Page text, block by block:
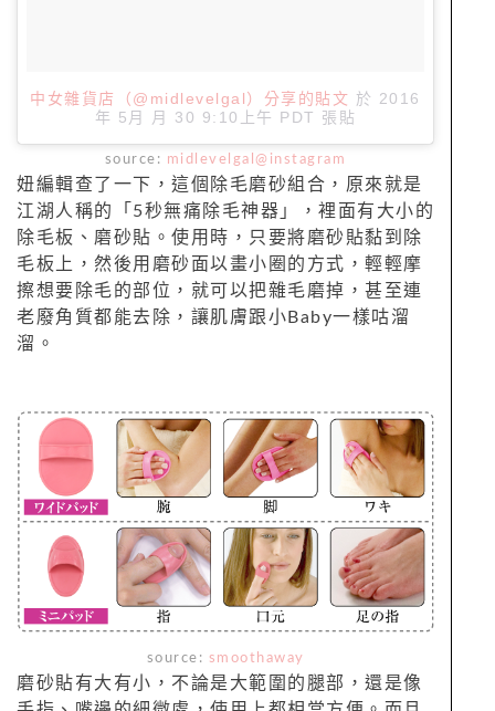
中女雜貨店（@midlevelgal）分享的貼文 於 2016
年 5月 月 30 9:10上午 PDT 張貼
source: midlevelgal@instagram
妞編輯查了一下，這個除毛磨砂組合，原來就是
江湖人稱的「5秒無痛除毛神器」，裡面有大小的
除毛板、磨砂貼。使用時，只要將磨砂貼黏到除
毛板上，然後用磨砂面以畫小圈的方式，輕輕摩
擦想要除毛的部位，就可以把雜毛磨掉，甚至連
老廢角質都能去除，讓肌膚跟小Baby一樣咕溜
溜。
source: smoothaway
磨砂貼有大有小，不論是大範圍的腿部，還是像